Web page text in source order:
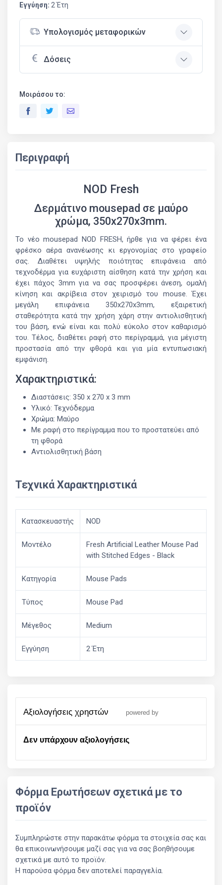
Εγγύηση: 2 Έτη
Υπολογισμός μεταφορικών
Δόσεις
Μοιράσου το:
Περιγραφή
NOD Fresh
Δερμάτινο mousepad σε μαύρο
χρώμα, 350x270x3mm.
Το νέο mousepad NOD FRESH, ήρθε για να φέρει ένα
φρέσκο αέρα ανανέωσης κι εργονομίας στο γραφείο
σας. Διαθέτει υψηλής ποιότητας επιφάνεια από
τεχνοδέρμα για ευχάριστη αίσθηση κατά την χρήση και
έχει πάχος 3mm για να σας προσφέρει άνεση, ομαλή
κίνηση και ακρίβεια στον χειρισμό του mouse. Έχει
μεγάλη επιφάνεια 350x270x3mm, εξαιρετική
σταθερότητα κατά την χρήση χάρη στην αντιολισθητική
του βάση, ενώ είναι και πολύ εύκολο στον καθαρισμό
του. Τέλος, διαθέτει ραφή στο περίγραμμά, για μέγιστη
προστασία από την φθορά και για μία εντυπωσιακή
εμφάνιση.
Χαρακτηριστικά:
Διαστάσεις: 350 x 270 x 3 mm
Υλικό: Τεχνόδερμα
Χρώμα: Μαύρο
Με ραφή στο περίγραμμα που το προστατεύει από
τη φθορά
Αντιολισθητική βάση
Τεχνικά Χαρακτηριστικά
Κατασκευαστής NOD
Μοντέλο
Fresh Artificial Leather Mouse Pad
with Stitched Edges - Black
Κατηγορία Mouse Pads
Τύπος Mouse Pad
Μέγεθος Medium
Εγγύηση 2 Έτη
αξιολογήσεις χρηστών powered by
Δεν υπάρχουν αξιολογήσεις
Φόρμα Ερωτήσεων σχετικά με το
προϊόν
Συμπληρώστε στην παρακάτω φόρμα τα στοιχεία σας και
θα επικοινωνήσουμε μαζί σας για να σας βοηθήσουμε
σχετικά με αυτό το προϊόν.
Η παρούσα φόρμα δεν αποτελεί παραγγελία.